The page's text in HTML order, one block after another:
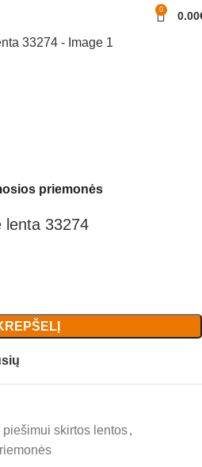
0 0.00
priemonės
lenta 33274
piešimui skirtos lentos,